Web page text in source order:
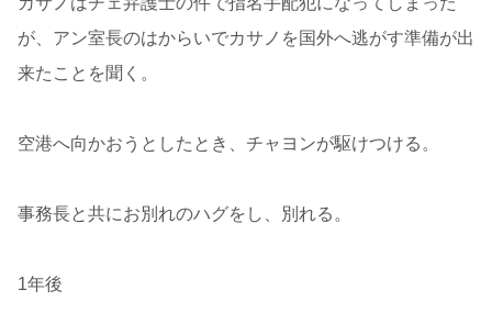
が、アン室長のはからいでカサノを国外へ逃がす準備が出
来たことを聞く。
空港へ向かおうとしたとき、チャヨンが駆けつける。
事務長と共にお別れのハグをし、別れる。
1年後